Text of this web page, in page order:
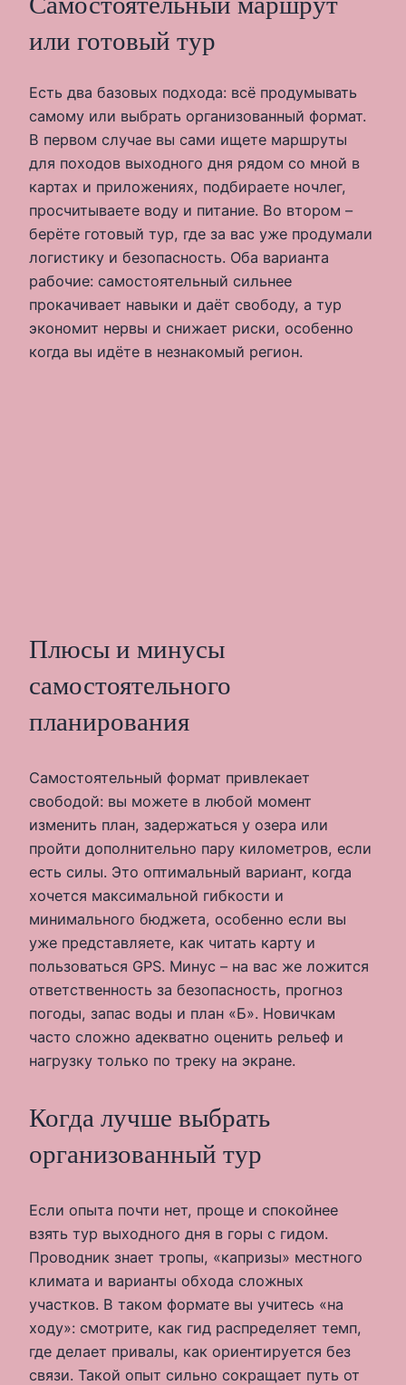
или готовый тур
Есть два базовых подхода: всё продумывать
самому или выбрать организованный формат.
В первом случае вы сами ищете маршруты
для походов выходного дня рядом со мной в
картах и приложениях, подбираете ночлег,
просчитываете воду и питание. Во втором –
берёте готовый тур, где за вас уже продумали
логистику и безопасность. Оба варианта
рабочие: самостоятельный сильнее
прокачивает навыки и даёт свободу, а тур
экономит нервы и снижает риски, особенно
когда вы идёте в незнакомый регион.
Плюсы и минусы
самостоятельного
планирования
Самостоятельный формат привлекает
свободой: вы можете в любой момент
изменить план, задержаться у озера или
пройти дополнительно пару километров, если
есть силы. Это оптимальный вариант, когда
хочется максимальной гибкости и
минимального бюджета, особенно если вы
уже представляете, как читать карту и
пользоваться GPS. Минус – на вас же ложится
ответственность за безопасность, прогноз
погоды, запас воды и план «Б». Новичкам
часто сложно адекватно оценить рельеф и
нагрузку только по треку на экране.
Когда лучше выбрать
организованный тур
Если опыта почти нет, проще и спокойнее
взять тур выходного дня в горы с гидом.
Проводник знает тропы, «капризы» местного
климата и варианты обхода сложных
участков. В таком формате вы учитесь «на
ходу»: смотрите, как гид распределяет темп,
где делает привалы, как ориентируется без
связи. Такой опыт сильно сокращает путь от